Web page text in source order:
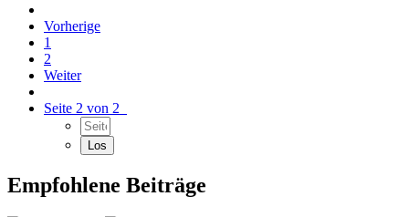
Vorherige
1
2
Weiter
Seite 2 von 2
Empfohlene Beiträge